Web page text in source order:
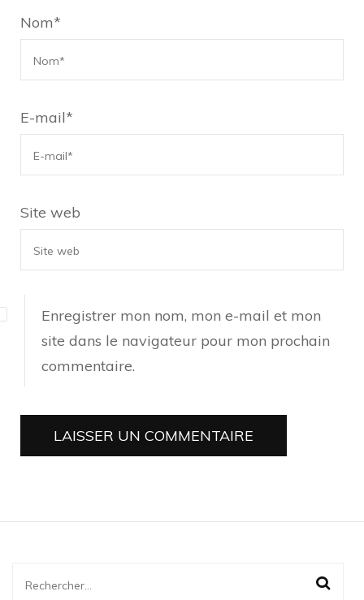
Nom*
E-mail*
Site web
Enregistrer mon nom, mon e-mail et mon
site dans le navigateur pour mon prochain
commentaire.
Rechercher :